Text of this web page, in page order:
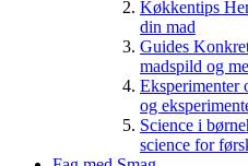
Køkkentips
din mad
Guides
madspild og
Eksperimenter
og
Science i
science for